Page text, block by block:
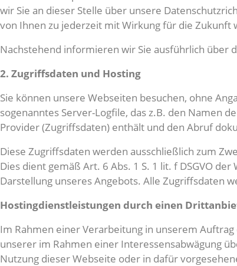
wir Sie an dieser Stelle über unsere
von Ihnen zu jederzeit mit Wirkung für die
Nachstehend informieren wir Sie ausführlich über
2. Zugriffsdaten und Hosting
Sie können unsere Webseiten besuchen, ohne
sogenanntes Server-Logfile, das z.B. den Namen
Provider (Zugriffsdaten) enthält und den Abruf
Diese Zugriffsdaten werden ausschließlich zum
Dies dient gemäß Art. 6 Abs. 1 S. 1 lit. f DSGVO
Darstellung unseres Angebots. Alle Zugriffsdaten
Hostingdienstleistungen durch einen
Im Rahmen einer Verarbeitung in unserem
unserer im Rahmen einer Interessensabwägung
Nutzung dieser Webseite oder in dafür